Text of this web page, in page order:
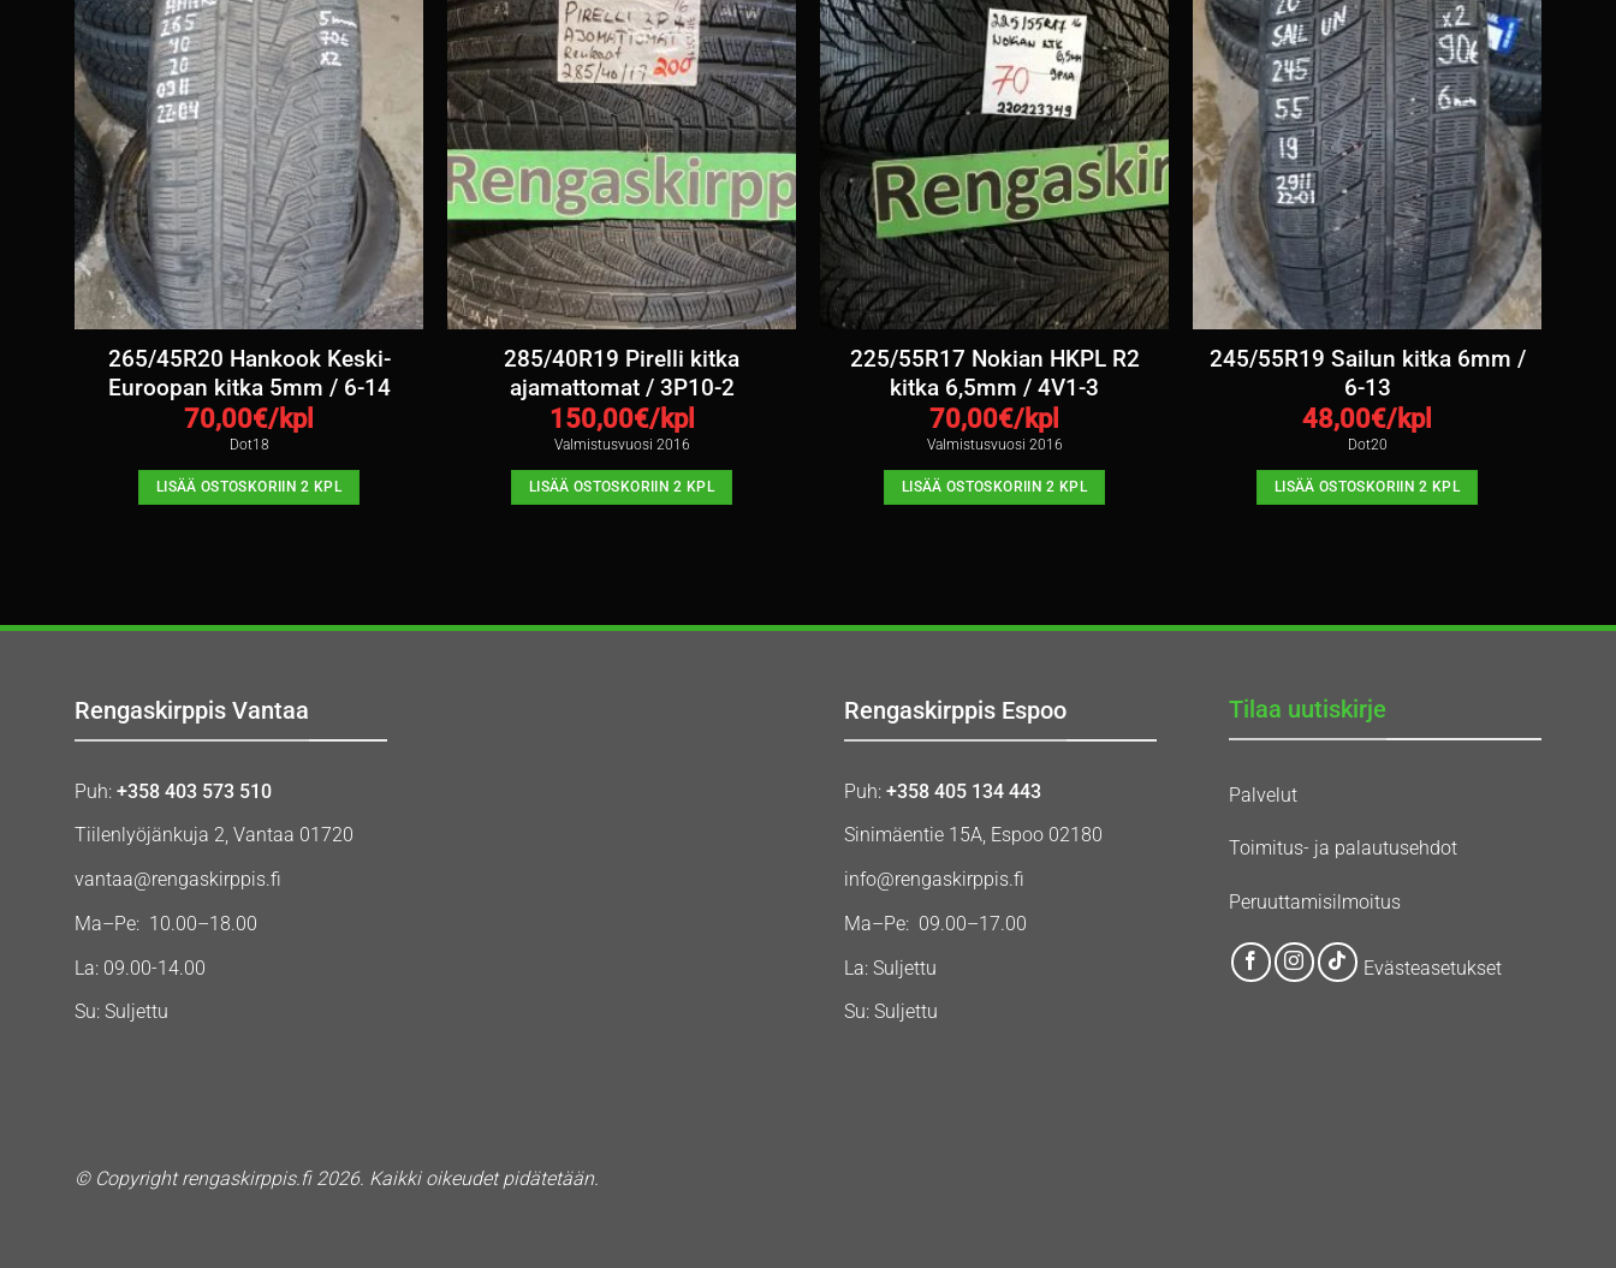
265/45R20 Hankook Keski-
Euroopan kitka 5mm / 6-14
70,00€/kpl
Dot18
LISÄÄ OSTOSKORIIN 2 KPL
285/40R19 Pirelli kitka
ajamattomat / 3P10-2
150,00€/kpl
Valmistusvuosi 2016
LISÄÄ OSTOSKORIIN 2 KPL
225/55R17 Nokian HKPL R2
kitka 6,5mm / 4V1-3
70,00€/kpl
Valmistusvuosi 2016
LISÄÄ OSTOSKORIIN 2 KPL
245/55R19 Sailun kitka 6mm /
6-13
48,00€/kpl
Dot20
LISÄÄ OSTOSKORIIN 2 KPL
Rengaskirppis Vantaa
Puh: +358 403 573 510
Tiilenlyöjänkuja 2, Vantaa 01720
vantaa@rengaskirppis.fi
Ma–Pe: 10.00–18.00
La: 09.00-14.00
Su: Suljettu
Rengaskirppis Espoo
Puh: +358 405 134 443
Sinimäentie 15A, Espoo 02180
info@rengaskirppis.fi
Ma–Pe: 09.00–17.00
La: Suljettu
Su: Suljettu
Tilaa uutiskirje
Palvelut
Toimitus- ja palautusehdot
Peruuttamisilmoitus
Evästeasetukset
© Copyright rengaskirppis.fi 2026. Kaikki oikeudet pidätetään.